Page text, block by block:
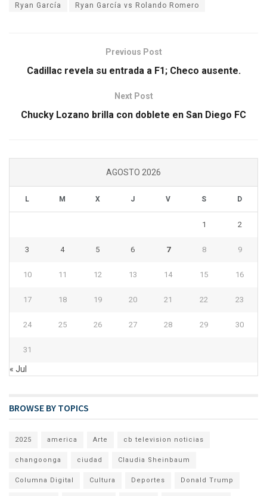
Ryan García Ryan García vs Rolando Romero
Previous Post
Cadillac revela su entrada a F1; Checo ausente.
Next Post
Chucky Lozano brilla con doblete en San Diego FC
AGOSTO 2026
L M X J V S D
1 2
3 4 5 6 7 8 9
10 11 12 13 14 15 16
17 18 19 20 21 22 23
24 25 26 27 28 29 30
31
« Jul
BROWSE BY TOPICS
2025 america Arte cb television noticias
changoonga ciudad Claudia Sheinbaum
Columna Digital Cultura Deportes Donald Trump